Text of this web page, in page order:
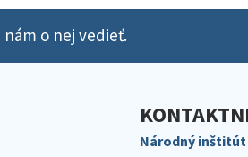
o nej vedieť.
Národný inštitút